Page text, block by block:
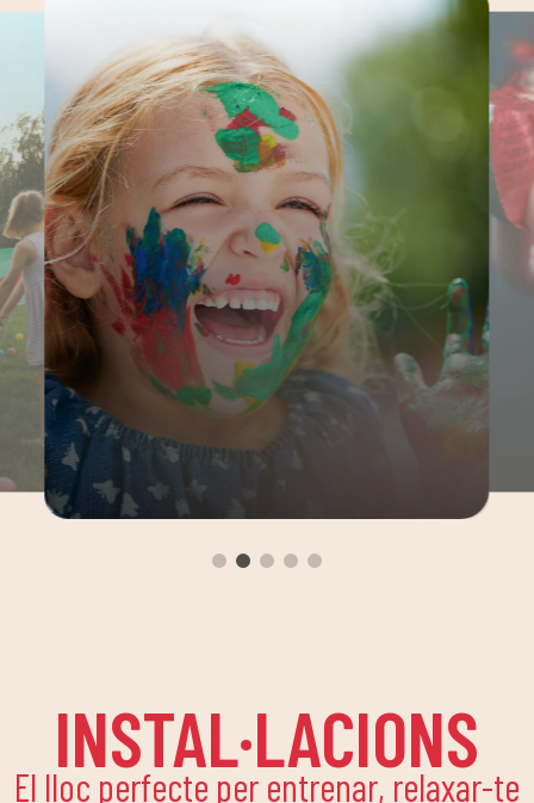
INSTAL·LACIONS
El lloc perfecte per entrenar, relaxar-te